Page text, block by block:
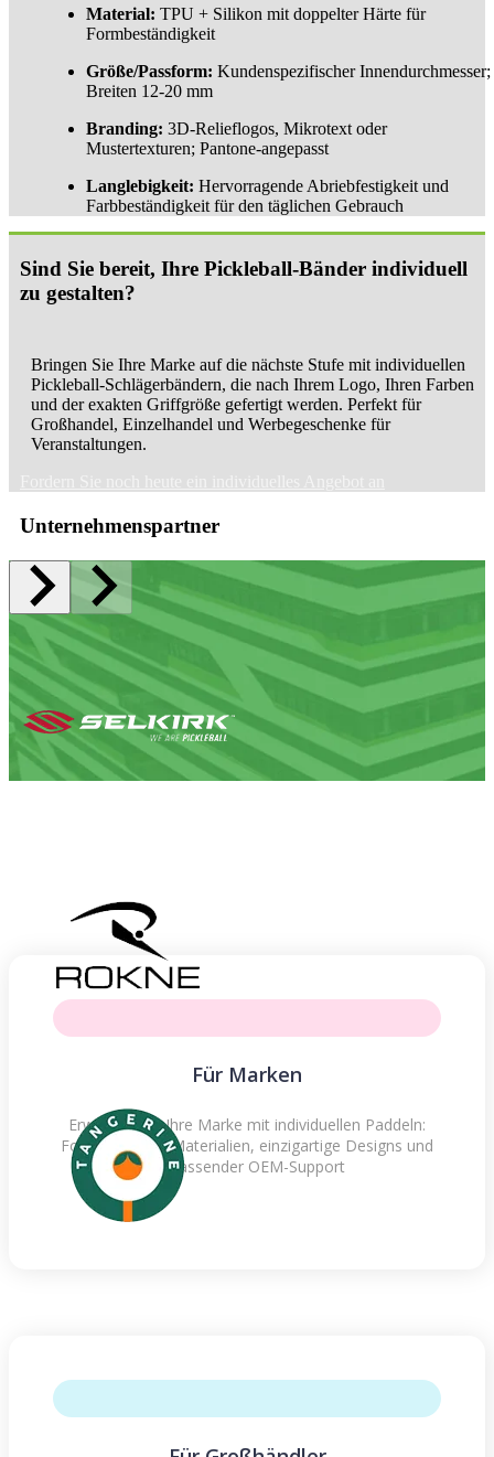
Material: TPU + Silikon mit doppelter Härte für
Formbeständigkeit
Größe/Passform: Kundenspezifischer Innendurchmesser;
Breiten 12-20 mm
Branding: 3D-Relieflogos, Mikrotext oder
Mustertexturen; Pantone-angepasst
Langlebigkeit: Hervorragende Abriebfestigkeit und
Farbbeständigkeit für den täglichen Gebrauch
Sind Sie bereit, Ihre Pickleball-Bänder individuell
zu gestalten?
Bringen Sie Ihre Marke auf die nächste Stufe mit individuellen
Pickleball-Schlägerbändern, die nach Ihrem Logo, Ihren Farben
und der exakten Griffgröße gefertigt werden. Perfekt für
Großhandel, Einzelhandel und Werbegeschenke für
Veranstaltungen.
Unternehmenspartner
Für Marken
Erweitern Sie Ihre Marke mit individuellen Paddeln:
Fortschrittliche Materialien, einzigartige Designs und
umfassender OEM-Support